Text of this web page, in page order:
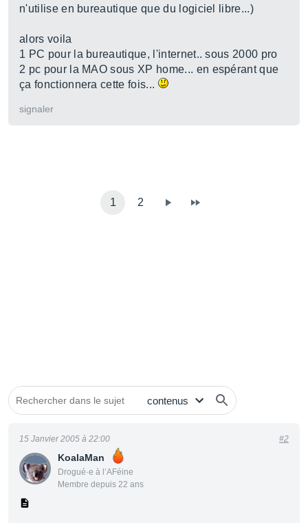
n'utilise en bureautique que du logiciel libre...)
alors voila
1 PC pour la bureautique, l'internet.. sous 2000 pro
2 pc pour la MAO sous XP home... en espérant que
ça fonctionnera cette fois...
signaler
1 2
KoalaMan
Drogué·e à l’AFéine
Membre depuis 22 ans
15 Janvier 2005 à 22:00 #2